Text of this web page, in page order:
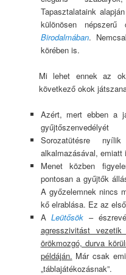
Tapasztalataink
különösen
Birodalmában.
körében is.
Mi lehet ennek az
következő okok
Azért, mert ebben a
gyűjtőszenvedélyét
Sorozatütésre
alkalmazásával, emiatt
Menet közben
pontosan a gyűjtők
A győzelemnek nincs
kő elrablása. Ez az
ALeütősök –
agresszivitást
örökmozgó, durva
példáján. Már csak
„táblajátékozásnak”.